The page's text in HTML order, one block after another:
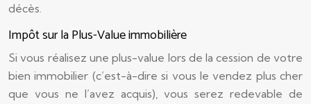
décès.
Impôt sur la Plus-Value immobilière
Si vous réalisez une plus-value lors de la cession de votre
bien immobilier (c’est-à-dire si vous le vendez plus cher
que vous ne l’avez acquis), vous serez redevable de